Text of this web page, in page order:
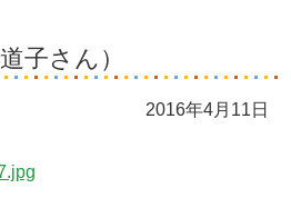
子さん）
2016年4月11日